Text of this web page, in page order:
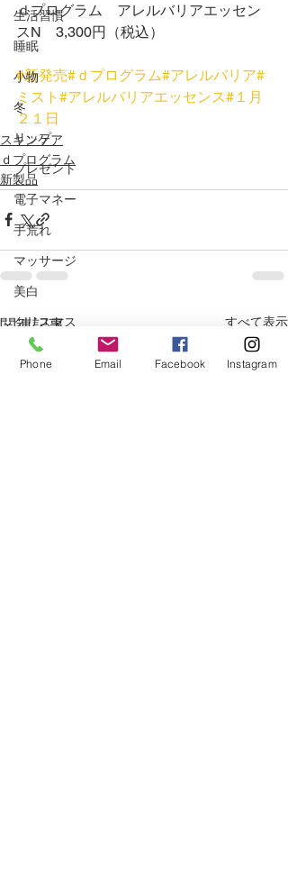
生活習慣
睡眠
小物
冬
リップ
プレゼント
電子マネー
手荒れ
マッサージ
美白
クリスマス
ベストコスメ
ｄプログラム　アレルバリアエッセン
スN　3,300円（税込）
#新発売#ｄプログラム#アレルバリア#
ミスト #アレルバリアエッセンス#１月
２１日
スキンケア
ｄプログラム
新製品
関連記事 すべて表示
Phone Email Facebook Instagram